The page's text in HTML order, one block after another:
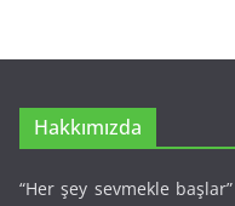
Hakkımızda
“Her şey sevmekle